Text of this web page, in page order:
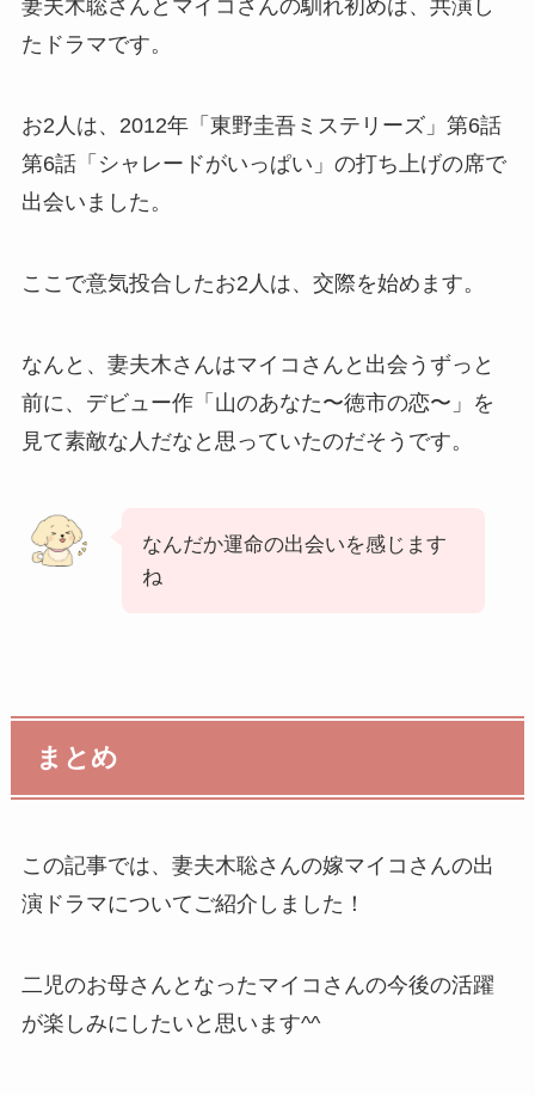
妻夫木聡さんとマイコさんの馴れ初めは、共演し
たドラマです。
お2人は、2012年「東野圭吾ミステリーズ」第6話
第6話「シャレードがいっぱい」の打ち上げの席で
出会いました。
ここで意気投合したお2人は、交際を始めます。
なんと、妻夫木さんはマイコさんと出会うずっと
前に、デビュー作「山のあなた〜徳市の恋〜」を
見て素敵な人だなと思っていたのだそうです。
なんだか運命の出会いを感じます
ね
まとめ
この記事では、妻夫木聡さんの嫁マイコさんの出
演ドラマについてご紹介しました！
二児のお母さんとなったマイコさんの今後の活躍
が楽しみにしたいと思います^^